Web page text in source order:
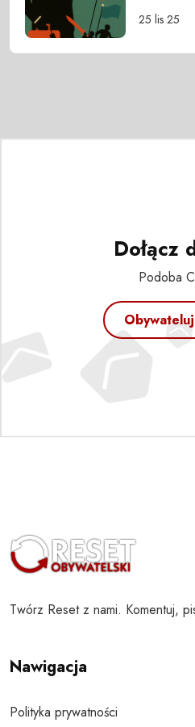
25 lis 25
Dołącz
Podoba
Twórz Reset z nami. Komentuj,
Nawigacja
Polityka prywatności